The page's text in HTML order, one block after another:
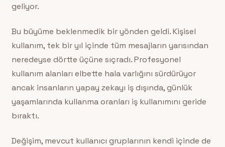
geliyor.
Bu büyüme beklenmedik bir yönden geldi. Kişisel
kullanım, tek bir yıl içinde tüm mesajların yarısından
neredeyse dörtte üçüne sıçradı. Profesyonel
kullanım alanları elbette hala varlığını sürdürüyor
ancak insanların yapay zekayı iş dışında, günlük
yaşamlarında kullanma oranları iş kullanımını geride
bıraktı.
Değişim, mevcut kullanıcı gruplarının kendi içinde de